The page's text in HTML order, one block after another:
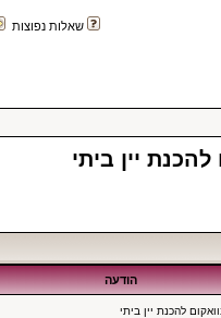
שאלות נפוצות
הודעה